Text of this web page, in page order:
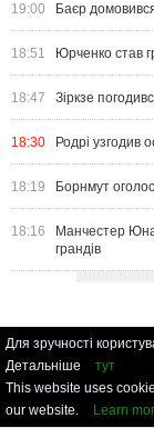
19:00 Баєр
18:51 Юрченко став
18:47 Зіркзе
18:30 Родрі узгодив
18:19 Борнмут
18:16
Манчестер
грандів
Для зручності
Детальніше
тут
This website uses
our website.
Learn